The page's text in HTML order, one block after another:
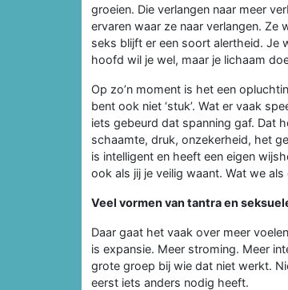
groeien. Die verlangen naar meer
ervaren waar ze naar verlangen. Ze
seks blijft er een soort alertheid. Je
hoofd wil je wel, maar je lichaam
Op zo’n moment is het een
bent ook niet ‘stuk’. Wat er vaak
iets gebeurd dat spanning gaf. Dat
schaamte, druk, onzekerheid, het
is intelligent en heeft een eigen
ook als jij je veilig waant. Wat we
Veel vormen van tantra en
Daar gaat het vaak over meer
is expansie. Meer stroming. Meer
grote groep bij wie dat niet werkt.
eerst iets anders nodig heeft.